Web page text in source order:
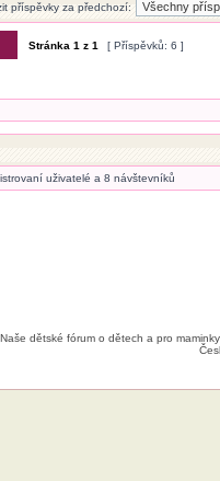
příspěvky za předchozí:
Stránka1 z1 [ Příspěvků: 6 ]
uživatelé a 8 návštevníků
Naše dětské fórum o dětech a pro